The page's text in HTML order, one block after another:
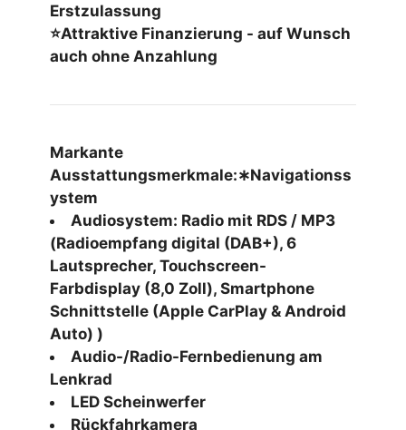
Erstzulassung
⭐Attraktive Finanzierung - auf Wunsch
auch ohne Anzahlung
Markante
Ausstattungsmerkmale:∗Navigationss
ystem
Audiosystem: Radio mit RDS / MP3
(Radioempfang digital (DAB+), 6
Lautsprecher, Touchscreen-
Farbdisplay (8,0 Zoll), Smartphone
Schnittstelle (Apple CarPlay & Android
Auto) )
Audio-/Radio-Fernbedienung am
Lenkrad
LED Scheinwerfer
Rückfahrkamera